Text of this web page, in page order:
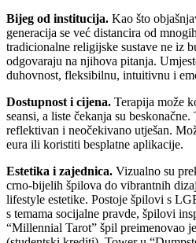
Bijeg od institucija. Kao što
generacija se već distancira od
tradicionalne religijske sustave ne iz
odgovaraju na njihova pitanja.
duhovnost, fleksibilnu, intuitivnu i
Dostupnost i cijena. Terapija može
seansi, a liste čekanja su
reflektivan i neočekivano utješan.
eura ili koristiti besplatne aplikacije.
Estetika i zajednica. Vizualno su
crno-bijelih špilova do vibrantnih
lifestyle estetike. Postoje špilovi s
s temama socijalne pravde, špilovi
“Millennial Tarot” špil preimenovao